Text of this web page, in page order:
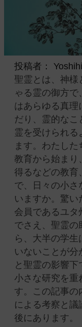
投稿者：
聖霊とは、神様
ゃる霊の御方
はあらゆる真理
だり、霊的なこ
霊を受けられ
ます。わたし
教育から始まり
得るなどの教育
で、日々の小さ
いますか。驚い
会員であるユタ
でさえ、聖霊の
ら、大半の学
いないことが分
と聖霊の影響下
小さな研究を重
す。この記事の
による考察と
後にあります。